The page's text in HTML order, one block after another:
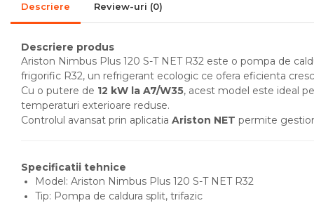
Seminee
Radiatoare din otel
Radiatoare din aluminiu
Radiatoare de baie
portprosop
Preparatoare pentru apa calda
menajera
Boilere electrice
Descriere Review-uri (0)
Descriere produs
Ariston Nimbus Plus 120 S-T NET R32 este o pompa de
frigorific R32, un refrigerant ecologic ce ofera eficienta
Cu o putere de 12 kW la A7/W35, acest model este ideal
temperaturi exterioare reduse.
Controlul avansat prin aplicatia Ariston NET permite
Specificatii tehnice
Model: Ariston Nimbus Plus 120 S-T NET R32
Tip: Pompa de caldura split, trifazic